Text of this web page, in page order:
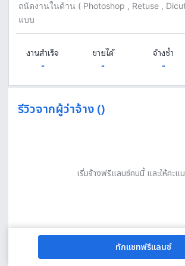
ถนัดงานในด้าน ( Photoshop , Retuse ,
แบบ
งานสำเร็จ
-
ขายได้
-
จ้างซ้ำ
-
รีวิวจากผู้ว่าจ้าง ()
เริ่มจ้างฟรีแลนซ์คนนี้ และให้คะแ
ทักแชทฟรีแลนซ์